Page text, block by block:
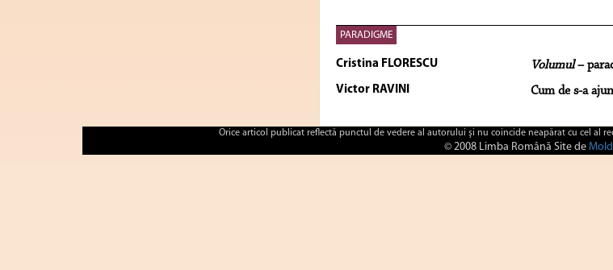
PARADIGME
Cristina FLORESCU Volumul–
Victor RAVINI Cum de s-a
Orice articol publicat reflectă punctul de vedere al autorului şi nu coincide neapărat cu cel al
© 2008 Limba Română Site de